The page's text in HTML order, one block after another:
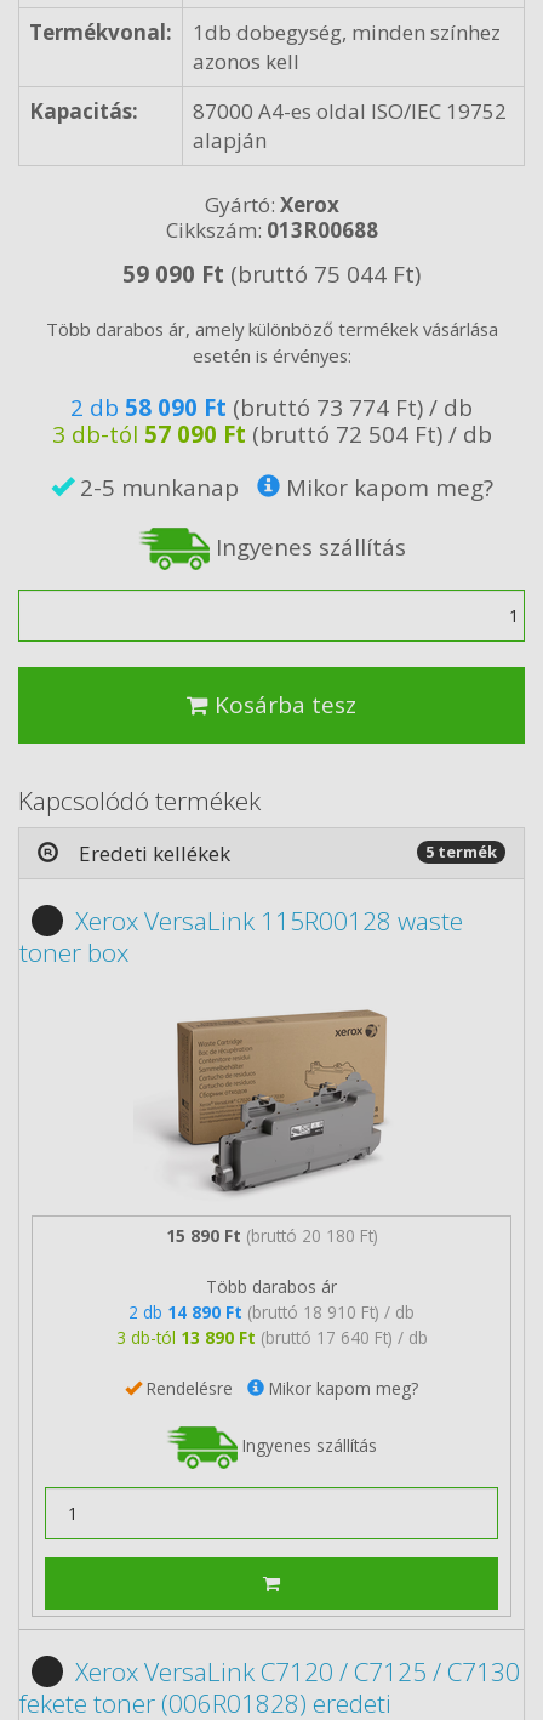
Termékvonal:
1db dobegység, minden színhez
azonos kell
Kapacitás:
87000 A4-es oldal ISO/IEC 19752
alapján
Gyártó: Xerox
Cikkszám: 013R00688
59 090 Ft (bruttó 75 044 Ft)
Több darabos ár, amely különböző termékek vásárlása
esetén is érvényes:
2 db 58 090 Ft (bruttó 73 774 Ft) / db
3 db-tól 57 090 Ft (bruttó 72 504 Ft) / db
2-5 munkanap
Mikor kapom meg?
Ingyenes szállítás
Kosárba tesz
Kapcsolódó termékek
Eredeti kellékek 5 termék
Xerox VersaLink 115R00128 waste
toner box
15 890 Ft (bruttó 20 180 Ft)
Több darabos ár
2 db 14 890 Ft (bruttó 18 910 Ft) / db
3 db-tól 13 890 Ft (bruttó 17 640 Ft) / db
Rendelésre Mikor kapom meg?
Ingyenes szállítás
Xerox VersaLink C7120 / C7125 / C7130
fekete toner (006R01828) eredeti